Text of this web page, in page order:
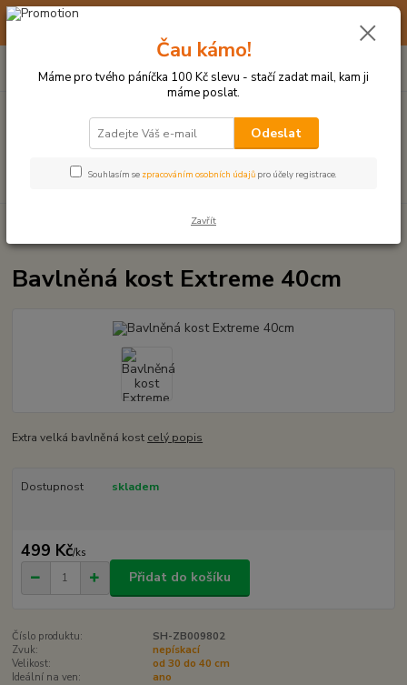
☀️ 10. - 14. SRPNA 2026 MÁME DOVOLENOU ☀️ OBJEDNÁVKY
Hledat
po–pá: 9–17 hod.
za0 Kč
UZLOVÉ HRAČKY A PŘETAHOVADLA
Bavlněná kost Extreme 40cm
Extra velká bavlněná kost celý popis
Dostupnost skladem
499 Kč/ks
Přidat do košíku
Číslo produktu:
SH-ZB009802
Zvuk:
nepískací
Velikost:
od 30 do 40 cm
Ideální na ven:
ano
Čau kámo!
Máme pro tvého páníčka 100 Kč slevu - stačí zadat mail, kam ji
máme poslat.
Odeslat
Souhlasím se zpracováním osobních údajů pro účely registrace.
Zavřít